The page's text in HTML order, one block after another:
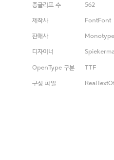
총글리프 수 562
제작사 FontFont
판매사 Monotype
디자이너
OpenType 구분 TTF
구성 파일